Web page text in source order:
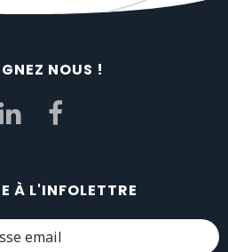
NOUS !
À L'INFOLETTRE